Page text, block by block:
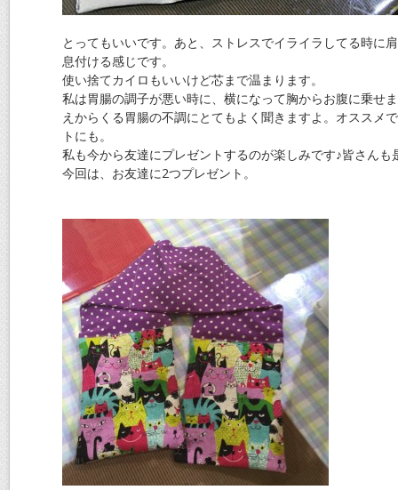
とってもいいです。あと、ストレスでイライラしてる時に
息付ける感じです。
使い捨てカイロもいいけど芯まで温まります。
私は胃腸の調子が悪い時に、横になって胸からお腹に乗せ
えからくる胃腸の不調にとてもよく聞きますよ。オススメ
トにも。
私も今から友達にプレゼントするのが楽しみです♪皆さんも
今回は、お友達に2つプレゼント。